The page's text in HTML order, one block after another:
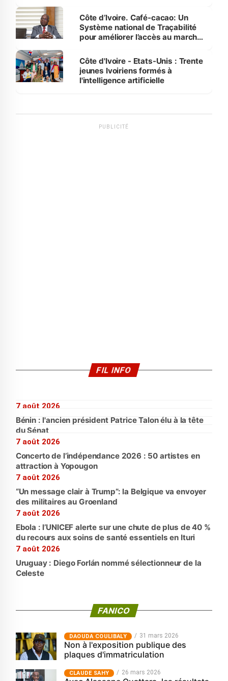
Côte d’Ivoire. Café-cacao: Un
Système national de Traçabilité
pour améliorer l’accès au marché
Côte d'Ivoire - Etats-Unis : Trente
jeunes Ivoiriens formés à
l'intelligence artificielle
PUBLICITÉ
FIL INFO
7 août 2026
Bénin : l'ancien président Patrice Talon élu à la tête
du Sénat
7 août 2026
Concerto de l’indépendance 2026 : 50 artistes en
attraction à Yopougon
7 août 2026
“Un message clair à Trump”: la Belgique va envoyer
des militaires au Groenland
7 août 2026
Ebola : l’UNICEF alerte sur une chute de plus de 40 %
du recours aux soins de santé essentiels en Ituri
7 août 2026
Uruguay : Diego Forlán nommé sélectionneur de la
Celeste
FANICO
‎DAOUDA COULIBALY 31 mars 2026
Non à l'exposition publique des
plaques d'immatriculation
CLAUDE SAHY 26 mars 2026